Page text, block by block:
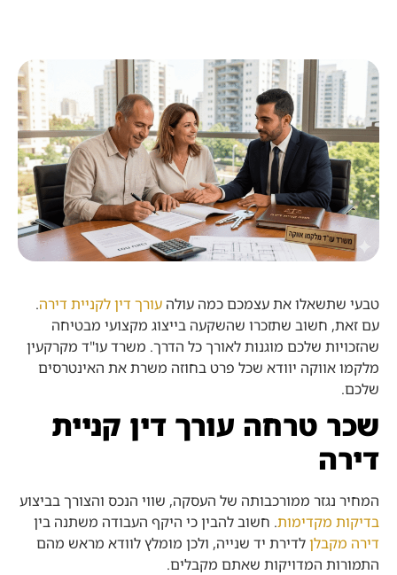
טבעי שתשאלו את עצמכם כמה עולה עורך דין לקניית דירה.
עם זאת, חשוב שתזכרו שהשקעה בייצוג מקצועי מבטיחה
שהזכויות שלכם מוגנות לאורך כל הדרך. משרד עו"ד מקרקעין
מלקמו אווקה יוודא שכל פרט בחוזה משרת את האינטרסים
שלכם.
שכר טרחה עורך דין קניית
דירה
המחיר נגזר ממורכבותה של העסקה, שווי הנכס והצורך בביצוע
בדיקות מקדימות. חשוב להבין כי היקף העבודה משתנה בין
דירה מקבלןלדירת יד שנייה, ולכן מומלץ לוודא מראש מהם
התמורות המדויקות שאתם מקבלים.